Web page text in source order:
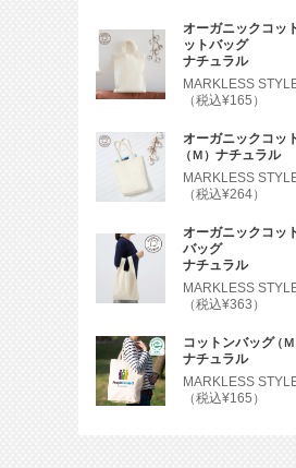
オーガニックコッ
ットバッグ
ナチュラル
MARKLESS
（税込¥165）
オーガニックコッ
（Ｍ） ナチュラル
MARKLESS
（税込¥264）
オーガニックコッ
バッグ
ナチュラル
MARKLESS
（税込¥363）
コットンバッグ（Ｍ
ナチュラル
MARKLESS
（税込¥165）